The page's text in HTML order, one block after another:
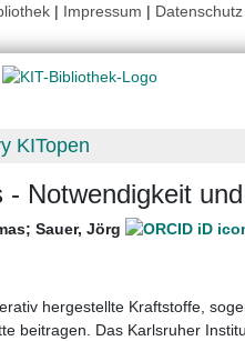
| Impressum | Datenschutz
KITopen
- Notwendigkeit
; Sauer, Jörg
hergestellte Kraftstoffe,
beitragen. Das Karlsruher